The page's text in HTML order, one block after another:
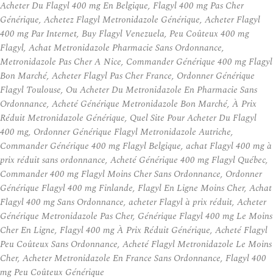
Acheter Du Flagyl 400 mg En Belgique, Flagyl 400 mg Pas Cher
Générique, Achetez Flagyl Metronidazole Générique, Acheter Flagyl
400 mg Par Internet, Buy Flagyl Venezuela, Peu Coûteux 400 mg
Flagyl, Achat Metronidazole Pharmacie Sans Ordonnance,
Metronidazole Pas Cher A Nice, Commander Générique 400 mg Flagyl
Bon Marché, Acheter Flagyl Pas Cher France, Ordonner Générique
Flagyl Toulouse, Ou Acheter Du Metronidazole En Pharmacie Sans
Ordonnance, Acheté Générique Metronidazole Bon Marché, À Prix
Réduit Metronidazole Générique, Quel Site Pour Acheter Du Flagyl
400 mg, Ordonner Générique Flagyl Metronidazole Autriche,
Commander Générique 400 mg Flagyl Belgique, achat Flagyl 400 mg à
prix réduit sans ordonnance, Acheté Générique 400 mg Flagyl Québec,
Commander 400 mg Flagyl Moins Cher Sans Ordonnance, Ordonner
Générique Flagyl 400 mg Finlande, Flagyl En Ligne Moins Cher, Achat
Flagyl 400 mg Sans Ordonnance, acheter Flagyl à prix réduit, Acheter
Générique Metronidazole Pas Cher, Générique Flagyl 400 mg Le Moins
Cher En Ligne, Flagyl 400 mg À Prix Réduit Générique, Acheté Flagyl
Peu Coûteux Sans Ordonnance, Acheté Flagyl Metronidazole Le Moins
Cher, Acheter Metronidazole En France Sans Ordonnance, Flagyl 400
mg Peu Coûteux Générique